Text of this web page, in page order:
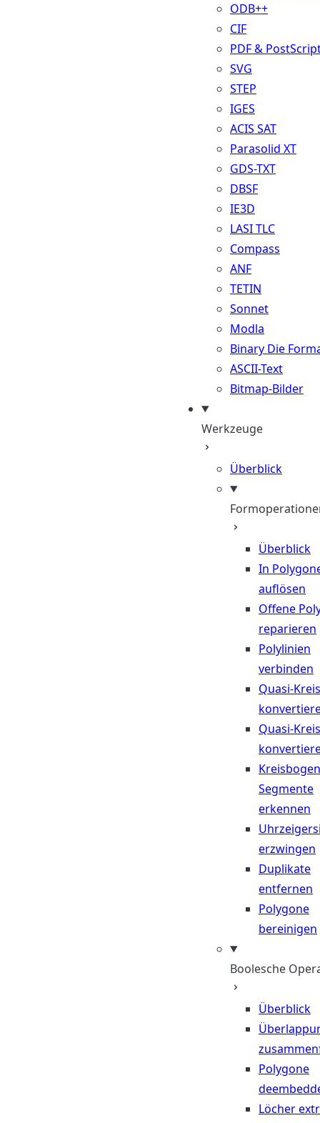
ODB++
CIF
PDF &
SVG
STEP
IGES
ACIS SAT
Parasolid XT
GDS-TXT
DBSF
IE3D
LASI TLC
Compass
ANF
TETIN
Sonnet
Modla
Binary Die
ASCII-Text
Bitmap-Bilder
Werkzeuge
Überblick
Überblick
In
auflösen
Offene
reparieren
Polylinien
verbinden
Quasi-
Quasi-
Segmente
erkennen
erzwingen
Duplikate
entfernen
Polygone
bereinigen
Boolesche
Überblick
Polygone
Löcher